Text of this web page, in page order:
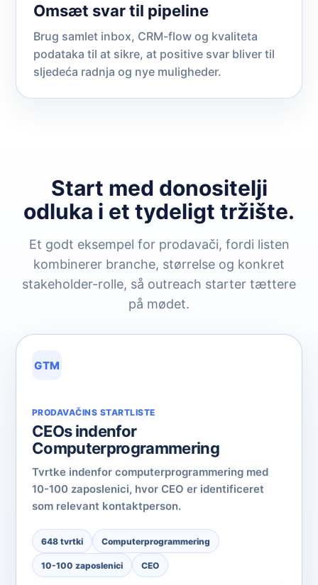
Omsæt svar til pipeline
Brug samlet inbox, CRM-flow og kvaliteta
podataka til at sikre, at positive svar bliver til
sljedeća radnja og nye muligheder.
Start med donositelji
odluka i et tydeligt tržište.
Et godt eksempel for prodavači, fordi listen
kombinerer branche, størrelse og konkret
stakeholder-rolle, så outreach starter tættere
på mødet.
GTM
PRODAVAČINS STARTLISTE
CEOs indenfor
Computerprogrammering
Tvrtke indenfor computerprogrammering med
10-100 zaposlenici, hvor CEO er identificeret
som relevant kontaktperson.
648 tvrtki Computerprogrammering
10-100 zaposlenici CEO